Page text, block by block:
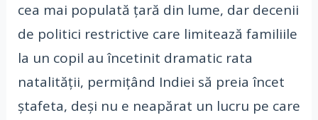
cea mai populată țară din lume, dar decenii
de politici restrictive care limitează familiile
la un copil au încetinit dramatic rata
natalității, permițând Indiei să preia încet
ștafeta, deși nu e neapărat un lucru pe care